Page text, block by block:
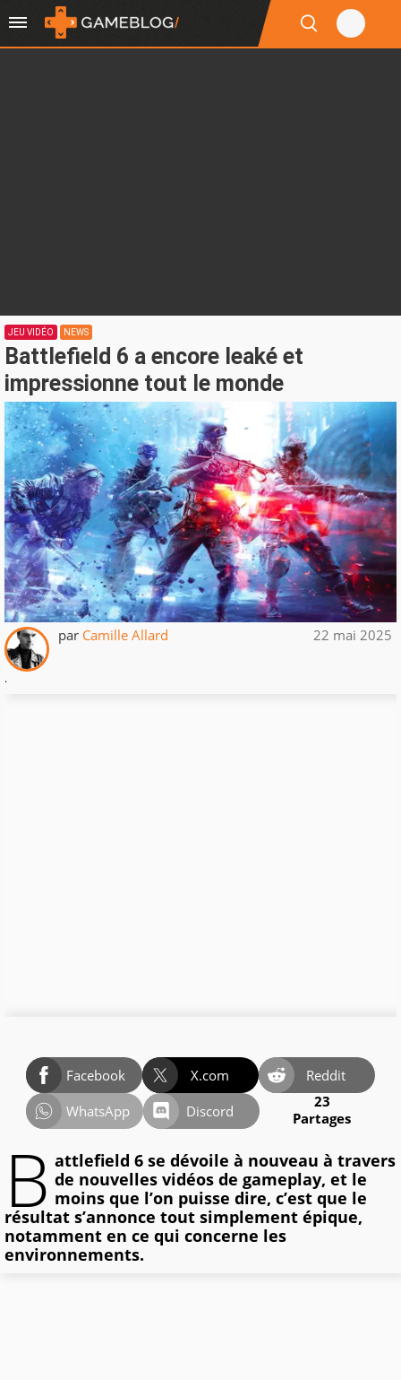
JEU VIDÉO NEWS
Battlefield 6 a encore leaké et
impressionne tout le monde
par Camille Allard 22 mai 2025
.
Facebook X.com
Reddit
WhatsApp
Discord
23
Partages
B attlefield 6 se dévoile à nouveau à travers
de nouvelles vidéos de gameplay, et le
moins que l’on puisse dire, c’est que le
résultat s’annonce tout simplement épique,
notamment en ce qui concerne les
environnements.